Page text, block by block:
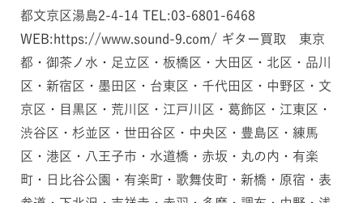
都文京区湯島2-4-14 TEL:03-6801-6468
WEB:https://www.sound-9.com/ ギター買取 東京
都・御茶ノ水・足立区・板橋区・大田区・北区・品川
区・新宿区・墨田区・台東区・千代田区・中野区・文
京区・目黒区・荒川区・江戸川区・葛飾区・江東区・
渋谷区・杉並区・世田谷区・中央区・豊島区・練馬
区・港区・八王子市・水道橋・赤坂・丸の内・有楽
町・日比谷公園・有楽町・歌舞伎町・新橋・原宿・表